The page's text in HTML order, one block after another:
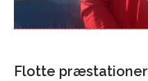
Flotte præstationer